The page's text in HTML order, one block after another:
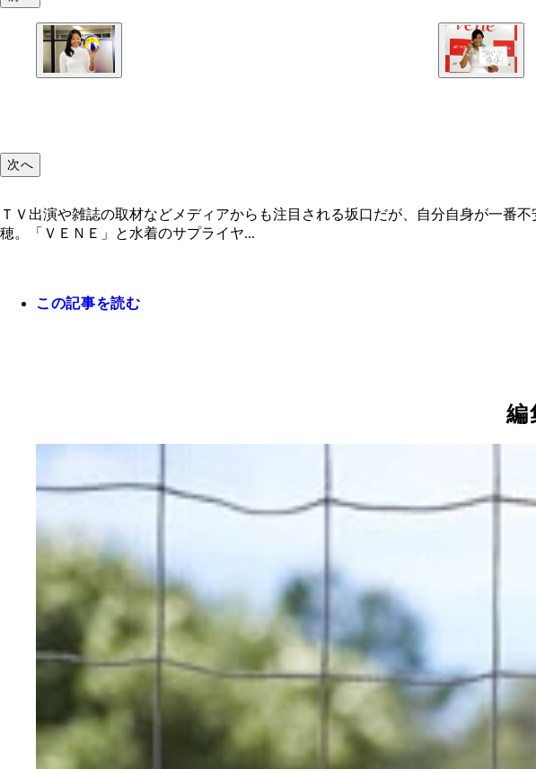
ＴＶ出演や雑誌の取材などメディアからも注目される坂口だが、自分
「ＶＥＮＥ」の契約記者発表会でも目標を宣言
次へ
ＴＶ出演や雑誌の取材などメディアからも注目される坂口だが、自分自身が一番
穂。「ＶＥＮＥ」と水着のサプライヤ...
この記事を読む
編